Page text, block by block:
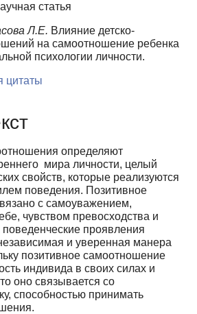
статья
Л.Е. Влияние детско-
на самоотношение ребенка
психологии личности.
цитаты
определяют
мира личности, целый
свойств, которые реализуются
поведения. Позитивное
с самоуважением,
чувством превосходства и
проявления
и уверенная манера
позитивное самоотношение
индивида в своих силах и
оно связывается со
способностью принимать